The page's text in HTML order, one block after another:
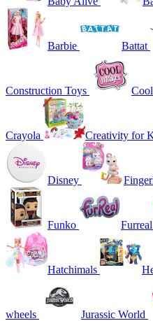
Barbie Battat
Construction Toys
Crayola Creativity for
Disney
Funko Furreal
Hatchimals
wheels Jurassic World